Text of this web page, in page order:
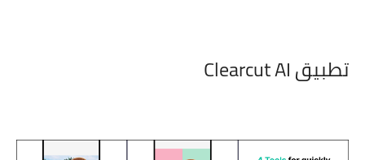
تطبيق Clearcut AI